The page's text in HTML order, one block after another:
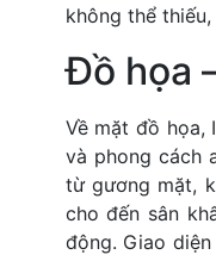
không thể
Đồ họa
Về mặt đồ họa,
và phong cách
từ gương mặt,
cho đến sân
động. Giao